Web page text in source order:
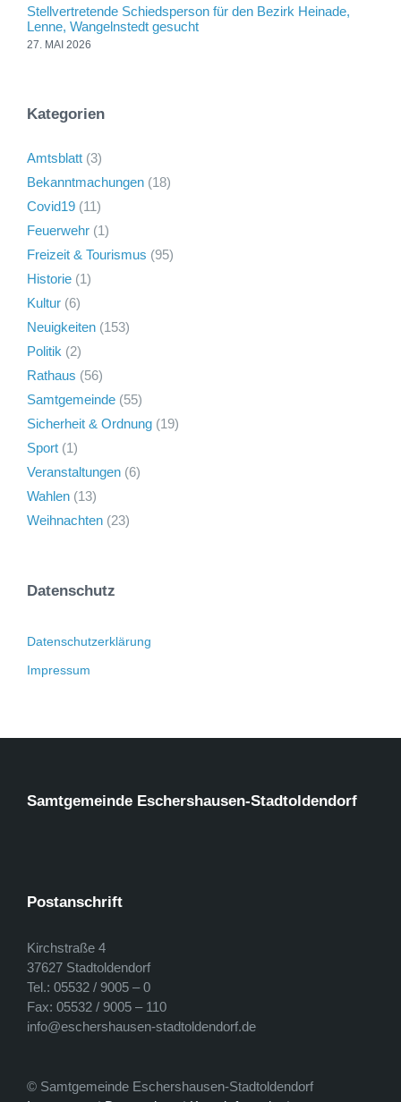
Stellvertretende Schiedsperson für den Bezirk Heinade,
Lenne, Wangelnstedt gesucht
27. MAI 2026
Kategorien
Amtsblatt (3)
Bekanntmachungen (18)
Covid19 (11)
Feuerwehr (1)
Freizeit & Tourismus (95)
Historie (1)
Kultur (6)
Neuigkeiten (153)
Politik (2)
Rathaus (56)
Samtgemeinde (55)
Sicherheit & Ordnung (19)
Sport (1)
Veranstaltungen (6)
Wahlen (13)
Weihnachten (23)
Datenschutz
Datenschutzerklärung
Impressum
Samtgemeinde Eschershausen-Stadtoldendorf
Postanschrift
Kirchstraße 4
37627 Stadtoldendorf
Tel.: 05532 / 9005 – 0
Fax: 05532 / 9005 – 110
info@eschershausen-stadtoldendorf.de
© Samtgemeinde Eschershausen-Stadtoldendorf